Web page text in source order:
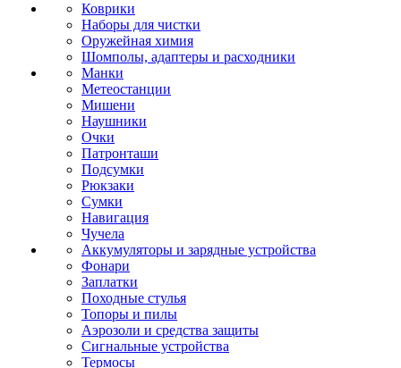
Коврики
Наборы для чистки
Оружейная химия
Шомполы, адаптеры и расходники
Манки
Метеостанции
Мишени
Наушники
Очки
Патронташи
Подсумки
Рюкзаки
Сумки
Навигация
Чучела
Аккумуляторы и зарядные устройства
Фонари
Заплатки
Походные стулья
Топоры и пилы
Аэрозоли и средства защиты
Сигнальные устройства
Термосы